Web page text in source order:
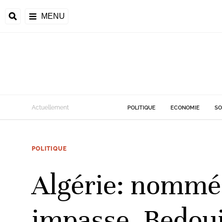
MENU
du
Actuellement POLITIQUE ECONOMIE
POLITIQUE
Algérie: